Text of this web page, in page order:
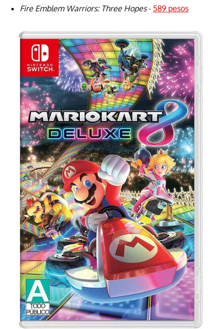
Fire Emblem Warriors: Three Hopes- 589 pesos